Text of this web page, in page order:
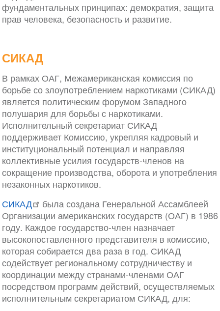
фундаментальных принципах: демократия, защита
прав человека, безопасность и развитие.
СИКАД
В рамках ОАГ, Межамериканская комиссия по
борьбе со злоупотреблением наркотиками (СИКАД)
является политическим форумом Западного
полушария для борьбы с наркотиками.
Исполнительный секретариат СИКАД
поддерживает Комиссию, укрепляя кадровый и
институциональный потенциал и направляя
коллективные усилия государств-членов на
сокращение производства, оборота и употребления
незаконных наркотиков.
СИКАД
была создана Генеральной Ассамблеей
Организации американских государств (ОАГ) в 1986
году. Каждое государство-член назначает
высокопоставленного представителя в комиссию,
которая собирается два раза в год. СИКАД
содействует региональному сотрудничеству и
координации между странами-членами ОАГ
посредством программ действий, осуществляемых
исполнительным секретариатом СИКАД, для: